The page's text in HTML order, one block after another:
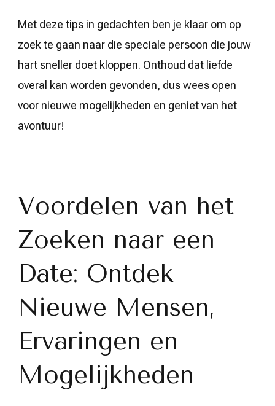
Met deze tips in gedachten ben je klaar om op
zoek te gaan naar die speciale persoon die jouw
hart sneller doet kloppen. Onthoud dat liefde
overal kan worden gevonden, dus wees open
voor nieuwe mogelijkheden en geniet van het
avontuur!
Voordelen van het
Zoeken naar een
Date: Ontdek
Nieuwe Mensen,
Ervaringen en
Mogelijkheden